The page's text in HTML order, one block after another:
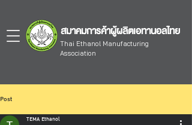
สมาคมการค้าผู้ผลิตเอทานอลไทย
Thai Ethanol Manufacturing
Association
Post
TEMA Ethanol